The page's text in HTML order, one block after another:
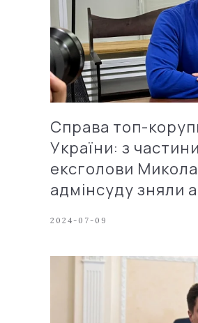
Справа топ-
України: з
ексголови
адмінсуду зняли
2024-07-09